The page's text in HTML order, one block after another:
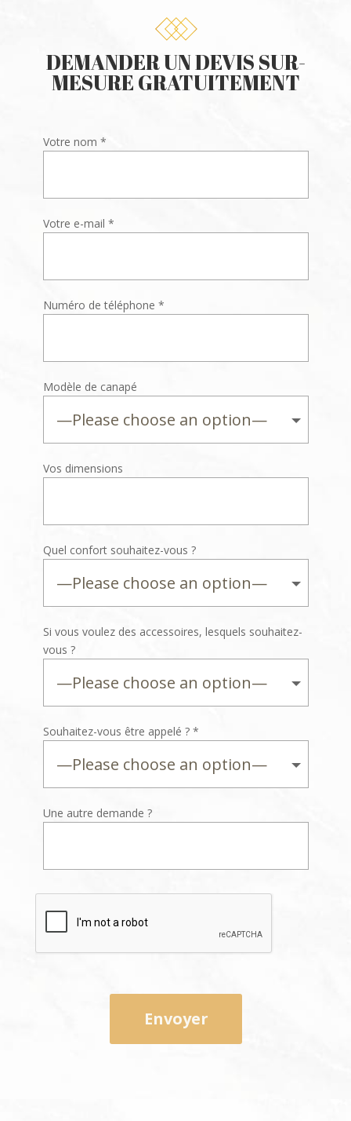
DEMANDER UN DEVIS SUR-
MESURE GRATUITEMENT
Votre nom *
Votre e-mail *
Numéro de téléphone *
Modèle de canapé
Vos dimensions
Quel confort souhaitez-vous ?
Si vous voulez des accessoires, lesquels souhaitez-
vous ?
Souhaitez-vous être appelé ? *
Une autre demande ?
Envoyer